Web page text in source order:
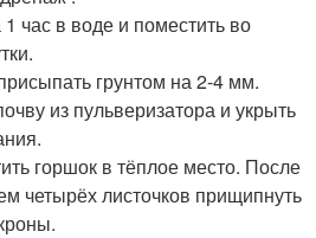
час в воде и поместить во
грунтом на 2-4 мм.
из пульверизатора и укрыть
горшок в тёплое место. После
четырёх листочков прищипнуть